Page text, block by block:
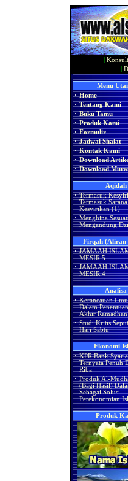
Menu
· Home
· Tentang Kami
· Buku Tamu
· Produk Kami
· Formulir
· Jadwal Shalat
· Kontak Kami
· Download
· Download
Aqidah
· Termasuk
Termasuk Sarana
Kesyirikan (1)
· Menghina
Mengandung
Firqah
· JAMAAH
MESIR 5
· JAMAAH
MESIR 4
Analisa
· Kerancauan
Dalam
Akhir Ramadhan
· Studi Kritis
Hari Sabtu
Ekonomi
· KPR Bank
Ternyata Penuh
Riba
· Produk Al-
(Bagi Hasil)
Sebagai Solusi
Perekonomian
Produk